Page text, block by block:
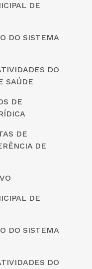
DE
DO SISTEMA
DO
SAÚDE
DE
DE
DE
DE
DO SISTEMA
DO